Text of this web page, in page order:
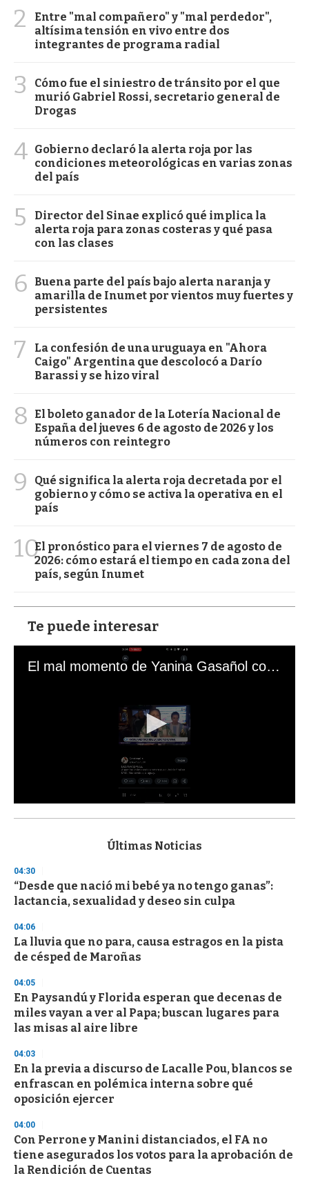
2
Entre "mal compañero" y "mal perdedor",
altísima tensión en vivo entre dos
integrantes de programa radial
3
Cómo fue el siniestro de tránsito por el que
murió Gabriel Rossi, secretario general de
Drogas
4 Gobierno declaró la alerta roja por las
condiciones meteorológicas en varias zonas
del país
5
Director del Sinae explicó qué implica la
alerta roja para zonas costeras y qué pasa
con las clases
6
Buena parte del país bajo alerta naranja y
amarilla de Inumet por vientos muy fuertes y
persistentes
7
La confesión de una uruguaya en "Ahora
Caigo" Argentina que descolocó a Darío
Barassi y se hizo viral
8
El boleto ganador de la Lotería Nacional de
España del jueves 6 de agosto de 2026 y los
números con reintegro
9
Qué significa la alerta roja decretada por el
gobierno y cómo se activa la operativa en el
país
10El pronóstico para el viernes 7 de agosto de
2026: cómo estará el tiempo en cada zona del
país, según Inumet
Te puede interesar
El mal momento de Yanina Gasañol con un hincha argentino en "Subrayado"
s
d
s
o
f
3
s
e
c
n
d
Últimas Noticias
04:30
“Desde que nació mi bebé ya no tengo ganas”:
lactancia, sexualidad y deseo sin culpa
04:06
La lluvia que no para, causa estragos en la pista
de césped de Maroñas
04:05
En Paysandú y Florida esperan que decenas de
miles vayan a ver al Papa; buscan lugares para
las misas al aire libre
04:03
En la previa a discurso de Lacalle Pou, blancos se
enfrascan en polémica interna sobre qué
oposición ejercer
04:00
Con Perrone y Manini distanciados, el FA no
tiene asegurados los votos para la aprobación de
la Rendición de Cuentas